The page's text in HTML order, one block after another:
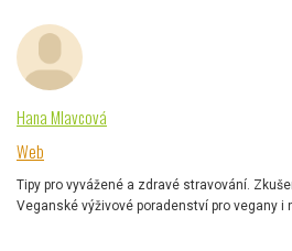
Hana Mlavcová
Web
Tipy pro vyvážené a zdravé stravování.
Veganské výživové poradenství pro vegany i